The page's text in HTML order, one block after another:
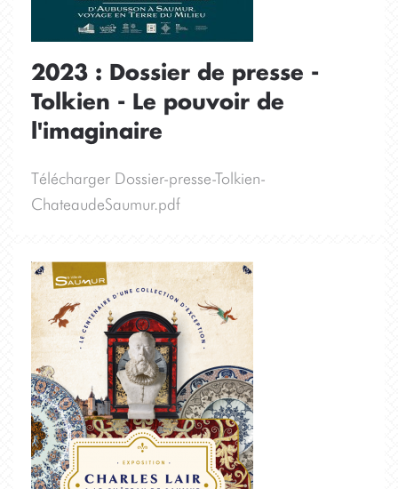
2023 : Dossier de presse -
Tolkien - Le pouvoir de
l'imaginaire
Télécharger Dossier-presse-Tolkien-
ChateaudeSaumur.pdf